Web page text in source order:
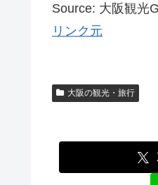
Source: 大阪観光
リンク元
大阪の観光・旅行